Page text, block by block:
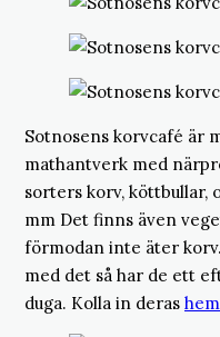
Sotnosens korvcafé är
mathantverk med
sorters korv, köttbullar,
mm Det finns även
förmodan inte äter
med det så har de ett
duga. Kolla in deras